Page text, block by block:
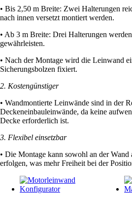
• Bis 2,50 m Breite: Zwei Halterungen
nach innen versetzt montiert werden.
• Ab 3 m Breite: Drei Halterungen
gewährleisten.
• Nach der Montage wird die Leinwand
Sicherungsbolzen fixiert.
2. Kostengünstiger
• Wandmontierte Leinwände sind in der
Deckeneinbauleinwände, da keine
Decke erforderlich ist.
3. Flexibel einsetzbar
• Die Montage kann sowohl an der Wand
erfolgen, was mehr Freiheit bei der